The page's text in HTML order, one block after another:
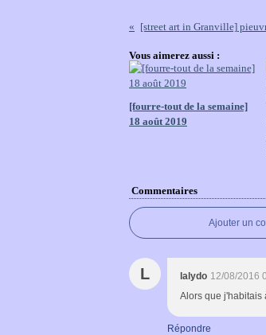
[street art in Granville]
Vous aimerez aussi :
[fourre-tout de la semaine]
18 août 2019
Commentaires
Ajouter un
L lalydo 12/08/2016
Alors que j'habitais
Répondre